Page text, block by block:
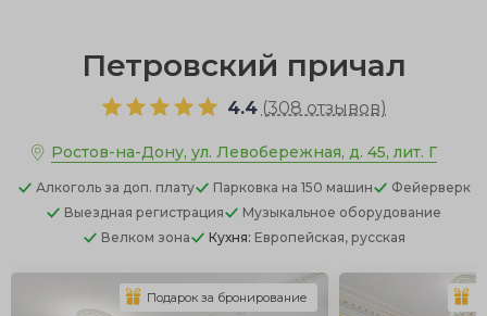
Петровский причал
4.4 (308 отзывов)
Ростов-на-Дону, ул. Левобережная, д. 45, лит. Г
Алкоголь за доп. плату Парковка на 150 машин
Фейерверк
Выездная регистрация
Музыкальное оборудование
Велком зона
Кухня: Европейская, русская
Подарок за бронирование